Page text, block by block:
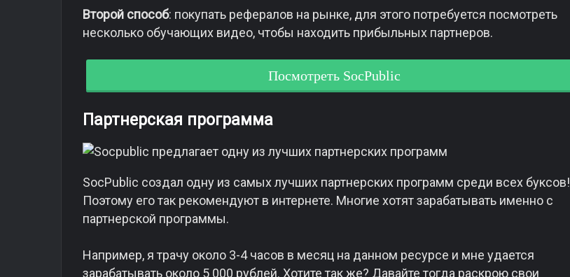
Второй способ: покупать рефералов на рынке, для этого потребуется посмотреть
несколько обучающих видео, чтобы находить прибыльных партнеров.
Посмотреть SocPublic
Партнерская программа
SocPublic создал одну из самых лучших партнерских программ среди всех буксов!
Поэтому его так рекомендуют в интернете. Многие хотят зарабатывать именно с
партнерской программы.
Например, я трачу около 3-4 часов в месяц на данном ресурсе и мне удается
зарабатывать около 5 000 рублей. Хотите так же? Давайте тогда раскрою свои